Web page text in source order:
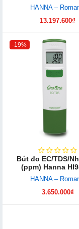
HANNA –
13.197.600₫
-19%
Bút đo EC/TDS/
(ppm) Hanna
HANNA –
3.650.000₫